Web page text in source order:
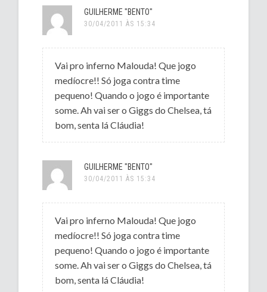
GUILHERME "BENTO"
30/04/2011 ÀS 15:34
Vai pro inferno Malouda! Que jogo
medíocre!! Só joga contra time
pequeno! Quando o jogo é importante
some. Ah vai ser o Giggs do Chelsea, tá
bom, senta lá Cláudia!
GUILHERME "BENTO"
30/04/2011 ÀS 15:34
Vai pro inferno Malouda! Que jogo
medíocre!! Só joga contra time
pequeno! Quando o jogo é importante
some. Ah vai ser o Giggs do Chelsea, tá
bom, senta lá Cláudia!